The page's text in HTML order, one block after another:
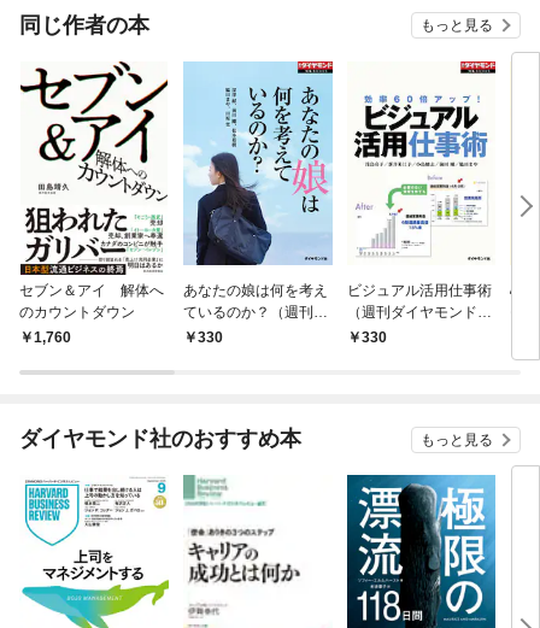
同じ作者の本 もっと見る
セブン＆アイ 解体へ
のカウントダウン
1,760
あなたの娘は何を考え
ているのか？（週刊ダ
イヤモンド特集BOOK
330
ビジュアル活用仕事術
（週刊ダイヤモンド特
集BOOKS Vol.341）―
330
心
業
ダイヤモンド社のおすすめ本 もっと見る